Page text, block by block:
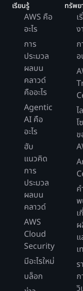
เรียนรู้
AWS คือ
อะไร
การ
ประมวล
ผลบน
คลาวด์
คืออะไร
Agentic
AI คือ
อะไร
ฮับ
แนวคิด
การ
ประมวล
ผลบน
คลาวด์
AWS
Cloud
Security
มีอะไรใหม่
บล็อก
ทรัพย
เ
ง
ไ
โ
แ
ร
ก